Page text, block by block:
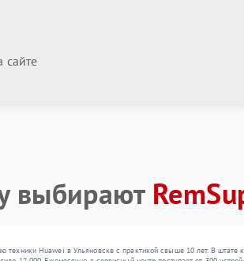
сайте
выбирают
Huawei в Ульяновске с практикой свыше 10 лет. В